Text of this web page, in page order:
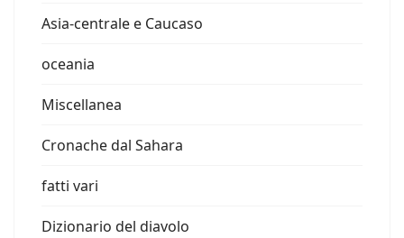
Asia-centrale e Caucaso
oceania
Miscellanea
Cronache dal Sahara
fatti vari
Dizionario del diavolo